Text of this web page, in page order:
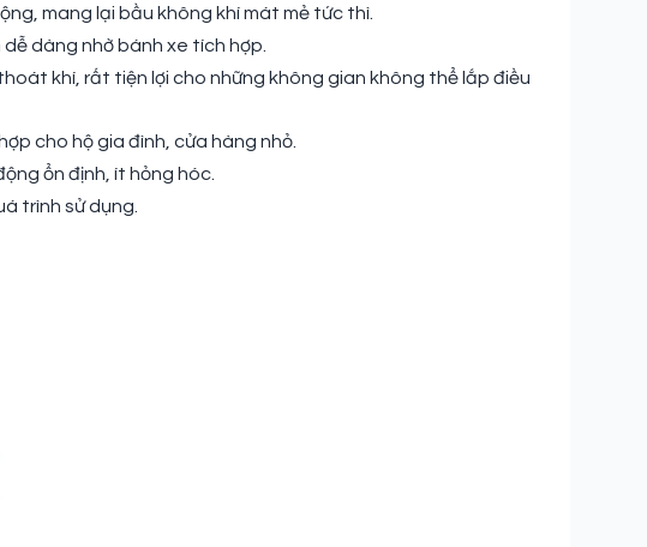
mang lại bầu không khí mát mẻ tức thì.
dàng nhờ bánh xe tích hợp.
khí, rất tiện lợi cho những không gian không thể lắp điều
cho hộ gia đình, cửa hàng nhỏ.
ổn định, ít hỏng hóc.
trình sử dụng.